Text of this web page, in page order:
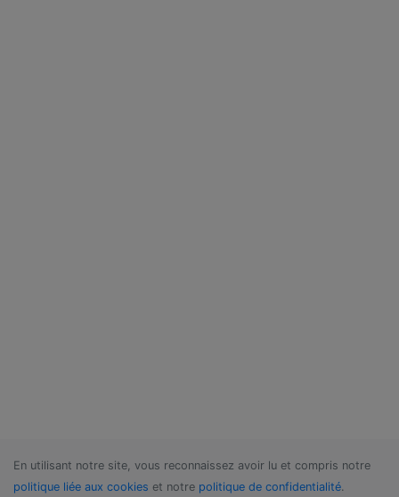
En utilisant notre site, vous reconnaissez avoir lu et compris notre
politique liée aux cookies et notre politique de confidentialité.